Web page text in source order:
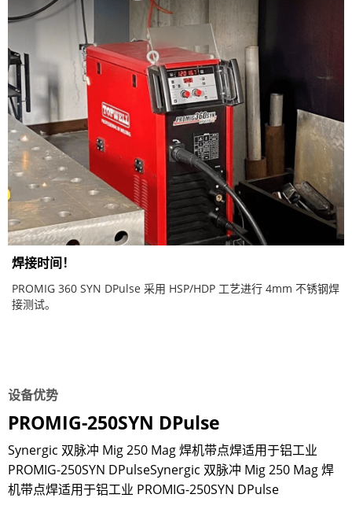
焊接时间！
PROMIG 360 SYN DPulse 采用 HSP/HDP 工艺进行 4mm 不锈钢焊
接测试。
设备优势
PROMIG-250SYN DPulse
Synergic 双脉冲 Mig 250 Mag 焊机带点焊适用于铝工业
PROMIG-250SYN DPulseSynergic 双脉冲 Mig 250 Mag 焊
机带点焊适用于铝工业 PROMIG-250SYN DPulse